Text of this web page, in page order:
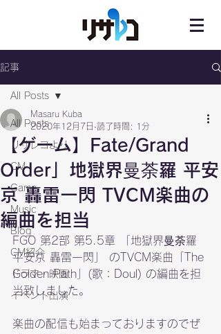
記事
All Posts
リサレコより
CM
Game
Music
Blog
CM紹介
ドラマ・映画
イベント出演
All Posts
【ゲーム】Fate/Grand
Order」地獄界曼荼羅 平安
京 轟雷一閃 TVCM楽曲の
編曲を担当
Masaru Kuba
2020年12月7日 読了時間: 1分
FGO 第2部 第5.5章 「 地獄界曼荼羅
平安京 轟雷一閃
」 のTVCM楽曲「The
Golden Path」(歌：Doul) の編曲を担
当致しました。
楽曲の配信も始まっておりますのでぜ